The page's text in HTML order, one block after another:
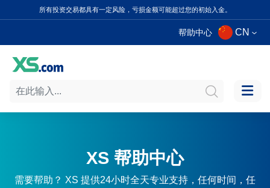
所有投资交易都具有一定风险，亏损金额可能超过您的初始入金。
帮助中心 CN
XS 帮助中心
需要帮助？ XS 提供24小时全天专业支持，任何时间，任